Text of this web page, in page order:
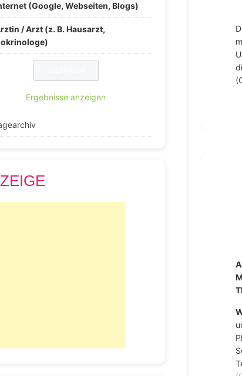
(Google, Webseiten, Blogs)
/ Arzt (z. B. Hausarzt,
Ergebnisse anzeigen